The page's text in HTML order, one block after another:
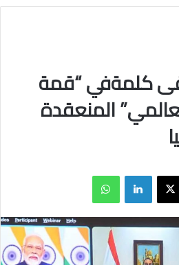
كلمةفي “قمة
المنعقدة
X لينكدإن